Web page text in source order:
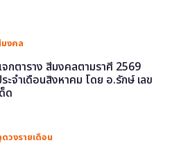
งคล
กตาราง สีมงคลตามราศี 2569
ะจำเดือนสิงหาคม โดย อ.รักษ์ เลข
ด
วงรายเดือน